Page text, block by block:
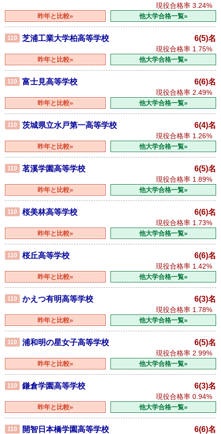
現役合格率 3.24%
昨年と比較» 他大学合格一覧»
110 芝浦工業大学柏高等学校 6(5)名
現役合格率 1.75%
昨年と比較» 他大学合格一覧»
110 富士見高等学校 6(6)名
現役合格率 2.49%
昨年と比較» 他大学合格一覧»
110 茨城県立水戸第一高等学校 6(4)名
現役合格率 1.26%
昨年と比較» 他大学合格一覧»
110 茗溪学園高等学校 6(5)名
現役合格率 1.89%
昨年と比較» 他大学合格一覧»
110 桜美林高等学校 6(6)名
現役合格率 1.73%
昨年と比較» 他大学合格一覧»
110 桜丘高等学校 6(6)名
現役合格率 1.42%
昨年と比較» 他大学合格一覧»
110 かえつ有明高等学校 6(3)名
現役合格率 1.78%
昨年と比較» 他大学合格一覧»
110 浦和明の星女子高等学校 6(5)名
現役合格率 2.99%
昨年と比較» 他大学合格一覧»
110 鎌倉学園高等学校 6(3)名
現役合格率 0.94%
昨年と比較» 他大学合格一覧»
110 開智日本橋学園高等学校 6(6)名